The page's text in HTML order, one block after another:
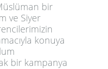
bir
ve Siyer
konuya
bir kampanya